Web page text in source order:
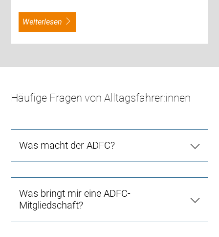
weiterlesen
Häufige Fragen von Alltagsfahrer:innen
Was macht der ADFC?
Was bringt mir eine ADFC-
Mitgliedschaft?